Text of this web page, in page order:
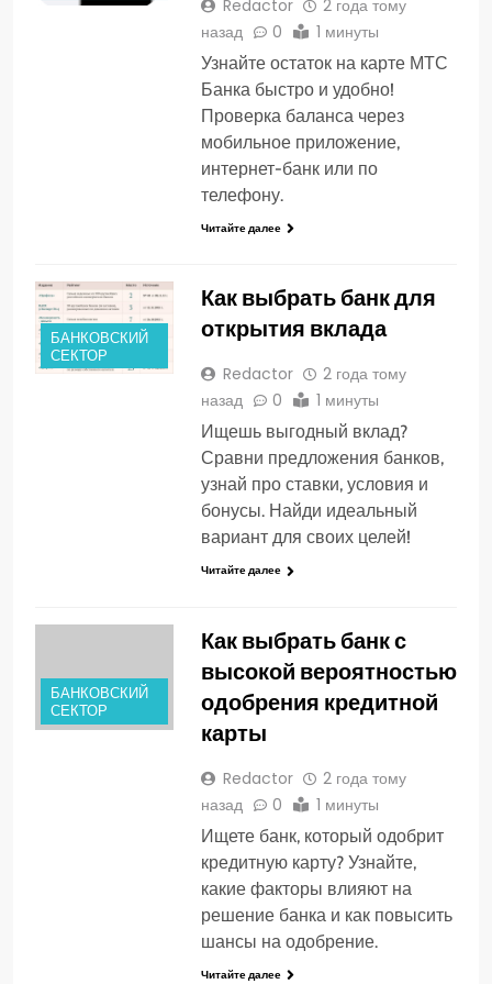
Redactor
2 года тому
назад
0 1 минуты
Узнайте остаток на карте МТС
Банка быстро и удобно!
Проверка баланса через
мобильное приложение,
интернет-банк или по
телефону.
Читайте далее
БАНКОВСКИЙ
СЕКТОР
Как выбрать банк для
открытия вклада
Redactor
2 года тому
назад
0 1 минуты
Ищешь выгодный вклад?
Сравни предложения банков,
узнай про ставки, условия и
бонусы. Найди идеальный
вариант для своих целей!
Читайте далее
БАНКОВСКИЙ
СЕКТОР
Как выбрать банк с
высокой вероятностью
одобрения кредитной
карты
Redactor
2 года тому
назад
0 1 минуты
Ищете банк, который одобрит
кредитную карту? Узнайте,
какие факторы влияют на
решение банка и как повысить
шансы на одобрение.
Читайте далее